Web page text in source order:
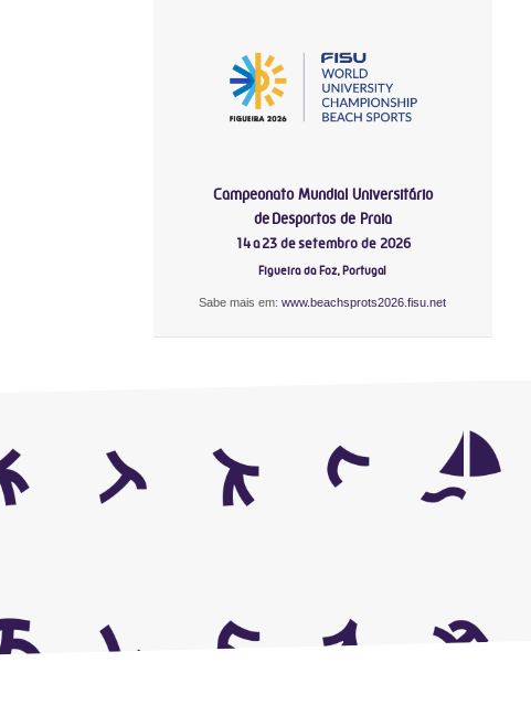
Campeonato Mundial Universitário
de Desportos de Praia
14 a 23 de setembro de 2026
Figueira da Foz, Portugal
Sabe mais em:www.beachsprots2026.fisu.net